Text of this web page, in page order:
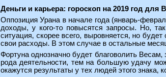
Деньги и карьера: гороскоп на 2019 год для
Оппозиция Урана в начале года (январь-
доходы, у кого-то повысятся запросы. Но,
ситуация, скорее всего, выровняется, но
свои расходы. В этом случае в остальные
Фортуна однозначно будет благоволить
рода деятельности, тем на большую удачу
окажутся результаты у тех людей этого знака,